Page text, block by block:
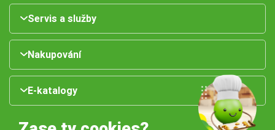
Servis a služby
Nakupování
E-katalogy